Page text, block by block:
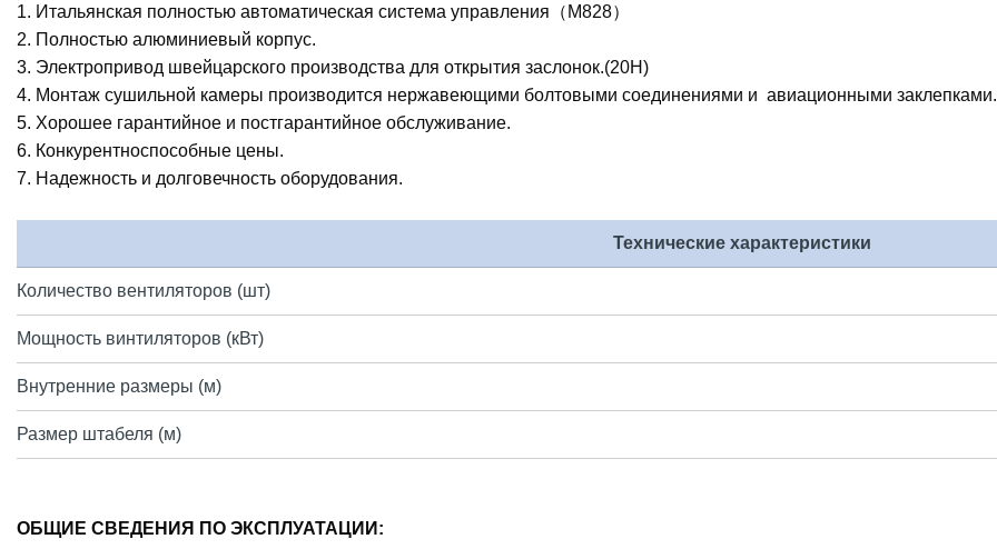
1. Итальянская полностью автоматическая система управления（M828）
2. Полностью алюминиевый корпус.
3. Электропривод швейцарского производства для открытия заслонок.(20Н)
4. Монтаж сушильной камеры производится нержавеющими болтовыми соединениями и авиационными
5. Хорошее гарантийное и постгарантийное обслуживание.
6. Конкурентноспособные цены.
7. Надежность и долговечность оборудования.
Технические характеристики
Количество вентиляторов (шт)
Мощность винтиляторов (кВт)
Внутренние размеры (м)
Размер штабеля (м)
ОБЩИЕ СВЕДЕНИЯ ПО ЭКСПЛУАТАЦИИ: